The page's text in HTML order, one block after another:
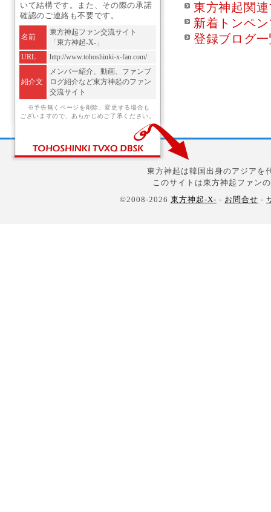
東方神起関
新着トンペ
登録ブログ
いて結構です。また、その際の承諾
確認のご連絡も不要です。
名前
東方神起ファン交流サイト
「東方神起-X-」
URL
http://www.tohoshinki-x-fan.com/
紹介文
メンバー紹介、動画、ファンブ
ログ紹介など東方神起のファン
交流サイト
※予告無くページを削除、変更する場合も
ございますので、あらかじめご了承ください。
東方神起は韓国出身のアジアを
このサイトは東方神起ファン
©2008-2026 東方神起-X- - お問合せ -